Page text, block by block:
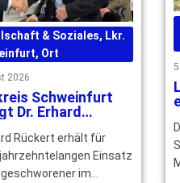
& Soziales, Lkr.
, Ort
2026
Schweinfurt
Dr. Erhard
Rückert erhält für
Einsatz
im